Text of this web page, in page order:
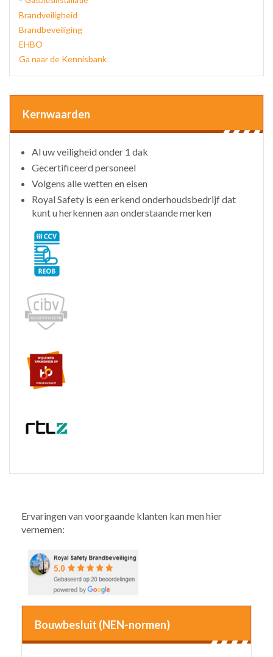
Brandveiligheid
Brandbeveiliging
EHBO
Ga naar de Kennisbank
Kernwaarden
Al uw veiligheid onder 1 dak
Gecertificeerd personeel
Volgens alle wetten en eisen
Royal Safety is een erkend onderhoudsbedrijf dat
kunt u herkennen aan onderstaande merken
Ervaringen van voorgaande klanten kan men hier
vernemen:
Bouwbesluit (NEN-normen)